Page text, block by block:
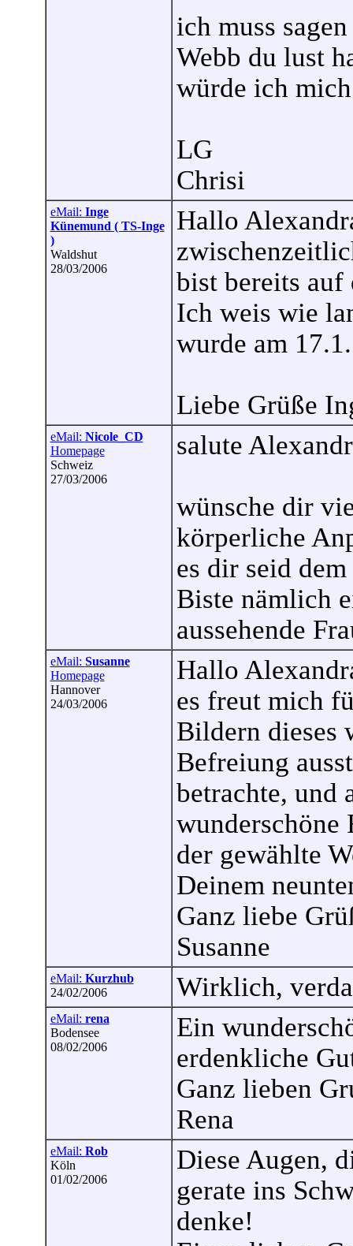
ich muss
Webb du lust
würde ich
LG
Chrisi
eMail: Inge
Künemund ( TS-Inge
)
Waldshut
28/03/2006
Hallo
bist bereits auf
Ich weis wie
wurde am
Liebe Grüße
eMail: Nicole_CD
Homepage
Schweiz
27/03/2006
salute
wünsche dir
körperliche
es dir seid
Biste nämlich
aussehende
eMail: Susanne
Homepage
Hannover
24/03/2006
Hallo
es freut mich
Bildern dieses
Befreiung
betrachte, und
wunderschöne
der gewählte
Deinem
Ganz liebe
Susanne
eMail: Kurzhub
24/02/2006
Wirklich,
eMail: rena
Bodensee
08/02/2006
Ein
erdenkliche
Ganz lieben
Rena
eMail: Rob
Köln
01/02/2006
Diese Augen,
gerate ins
denke!